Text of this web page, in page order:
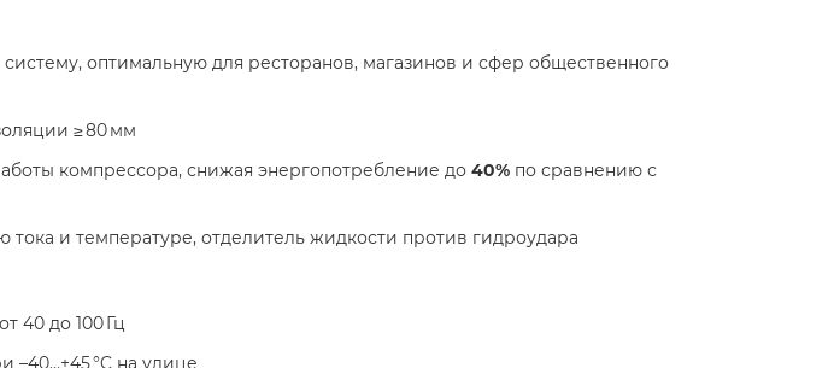
оптимальную для ресторанов, магазинов и сфер общественного
≥ 80 мм
компрессора, снижая энергопотребление до 40% по сравнению с
и температуре, отделитель жидкости против гидроудара
40 до 100 Гц
–40…+45 °C на улице